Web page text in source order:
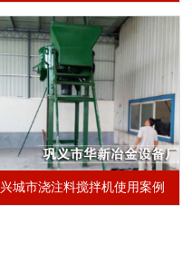
兴城市浇注料搅拌机使用案例